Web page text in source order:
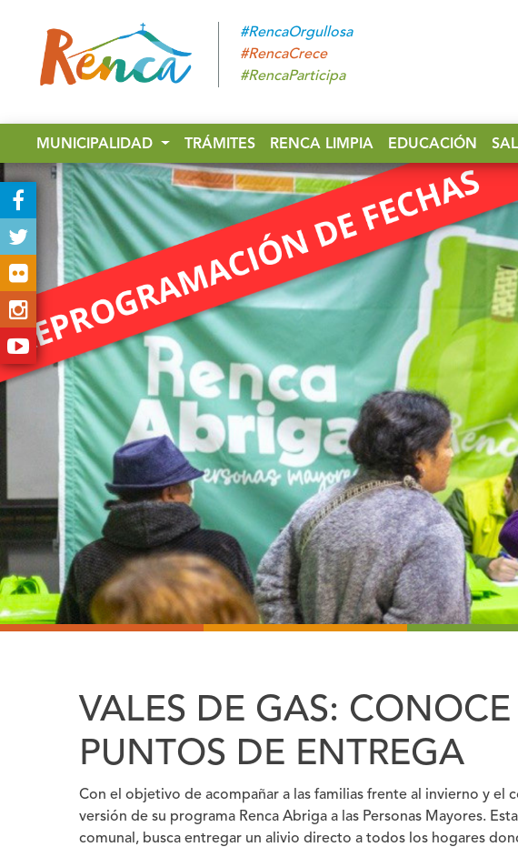
#RencaOrgullosa
#RencaCrece
#RencaParticipa
MUNICIPALIDAD TRÁMITES RENCA LIMPIA EDUCACIÓN
VALES DE GAS:
PUNTOS DE ENTREGA
Con el objetivo de acompañar a las familias frente al invierno y el
versión de su programa Renca Abriga a las Personas Mayores.
comunal, busca entregar un alivio directo a todos los hogares